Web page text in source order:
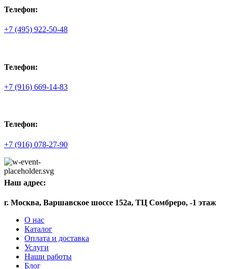
Телефон:
+7 (495) 922-50-48
Телефон:
+7 (916) 669-14-83
Телефон:
+7 (916) 078-27-90
Наш адрес:
г. Москва, Варшавское шоссе 152а, ТЦ Сомбреро, -1 этаж
О нас
Каталог
Оплата и доставка
Услуги
Наши работы
Блог